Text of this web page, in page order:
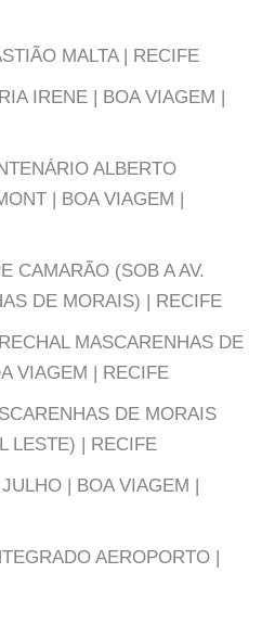
MALTA | RECIFE
IRENE | BOA VIAGEM |
ALBERTO
| BOA VIAGEM |
CAMARÃO (SOB A AV.
DE MORAIS) | RECIFE
MASCARENHAS DE
VIAGEM | RECIFE
DE MORAIS
LESTE) | RECIFE
| BOA VIAGEM |
AEROPORTO |